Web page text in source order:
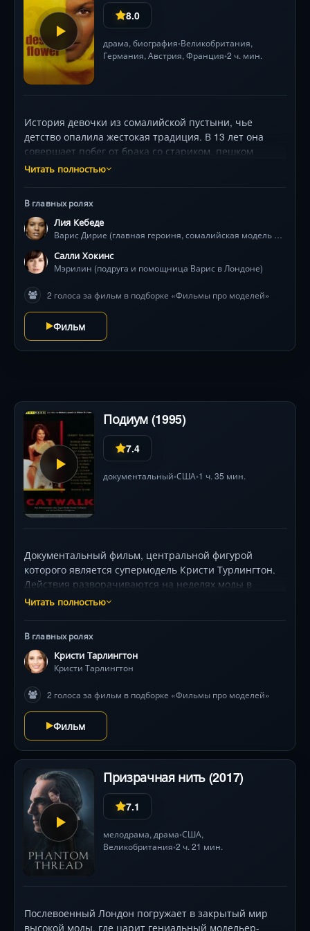
8.0
драма, биография•Великобритания,
Германия, Австрия, Франция• 2 ч. мин.
История девочки из сомалийской пустыни, чье
детство опалила жестокая традиция. В 13 лет она
совершает побег от брака со стариком, пешком
преодолевая смертоносные пески. Оказавшись в
сталкивает её с фотографом. Неожиданный взлёт в
мире высокой моды дарит славу, но боль прошлого
не утихает. Героиня Лии Кебеде находит силы,
чтобы, рискуя карьерой, обрушить мировое
внимание на вековое насилие над африканскими
(Салли Хокинс) и люди, помогающие в борьбе за
правду.
Читать полностью
В главных ролях
Лия Кебеде
Варис Дирие (главная героиня, сомалийская модель и активистка)
Салли Хокинс
Мэрилин (подруга и помощница Варис в Лондоне)
2 голоса за фильм в подборке «Фильмы про моделей»
Фильм
Подиум (1995)
7.4
документальный•США•1 ч. 35 мин.
Документальный фильм, центральной фигурой
которого является супермодель Кристи Турлингтон.
Действия разворачиваются на неделях моды в
Милане, Париже, Нью-Йорке, в 5-звездочных отелях,
головокружительных событий, режиссер знакомит их
с гламурной атмосферой модного закулисья.
Читать полностью
В главных ролях
Кристи Тарлингтон
Кристи Тарлингтон
2 голоса за фильм в подборке «Фильмы про моделей»
Фильм
Призрачная нить (2017)
7.1
мелодрама, драма•США,
Великобритания•2 ч. 21 мин.
Послевоенный Лондон погружает в закрытый мир
высокой моды, где царит гениальный модельер-